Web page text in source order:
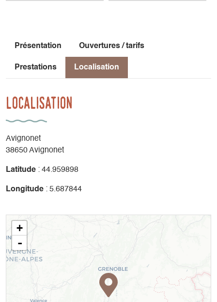
Présentation Ouvertures / tarifs
Prestations Localisation
Localisation
Avignonet
38650 Avignonet
Latitude : 44.959898
Longitude : 5.687844
+
-